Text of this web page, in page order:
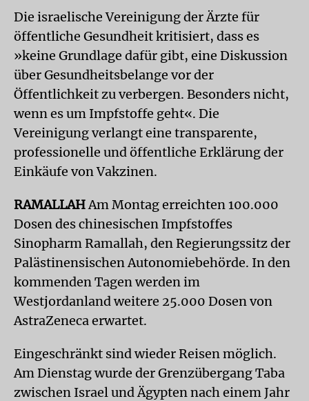
Die israelische Vereinigung der Ärzte für
öffentliche Gesundheit kritisiert, dass es
»keine Grundlage dafür gibt, eine Diskussion
über Gesundheitsbelange vor der
Öffentlichkeit zu verbergen. Besonders nicht,
wenn es um Impfstoffe geht«. Die
Vereinigung verlangt eine transparente,
professionelle und öffentliche Erklärung der
Einkäufe von Vakzinen.
RAMALLAHAm Montag erreichten 100.000
Dosen des chinesischen Impfstoffes
Sinopharm Ramallah, den Regierungssitz der
Palästinensischen Autonomiebehörde. In den
kommenden Tagen werden im
Westjordanland weitere 25.000 Dosen von
AstraZeneca erwartet.
Eingeschränkt sind wieder Reisen möglich.
Am Dienstag wurde der Grenzübergang Taba
zwischen Israel und Ägypten nach einem Jahr